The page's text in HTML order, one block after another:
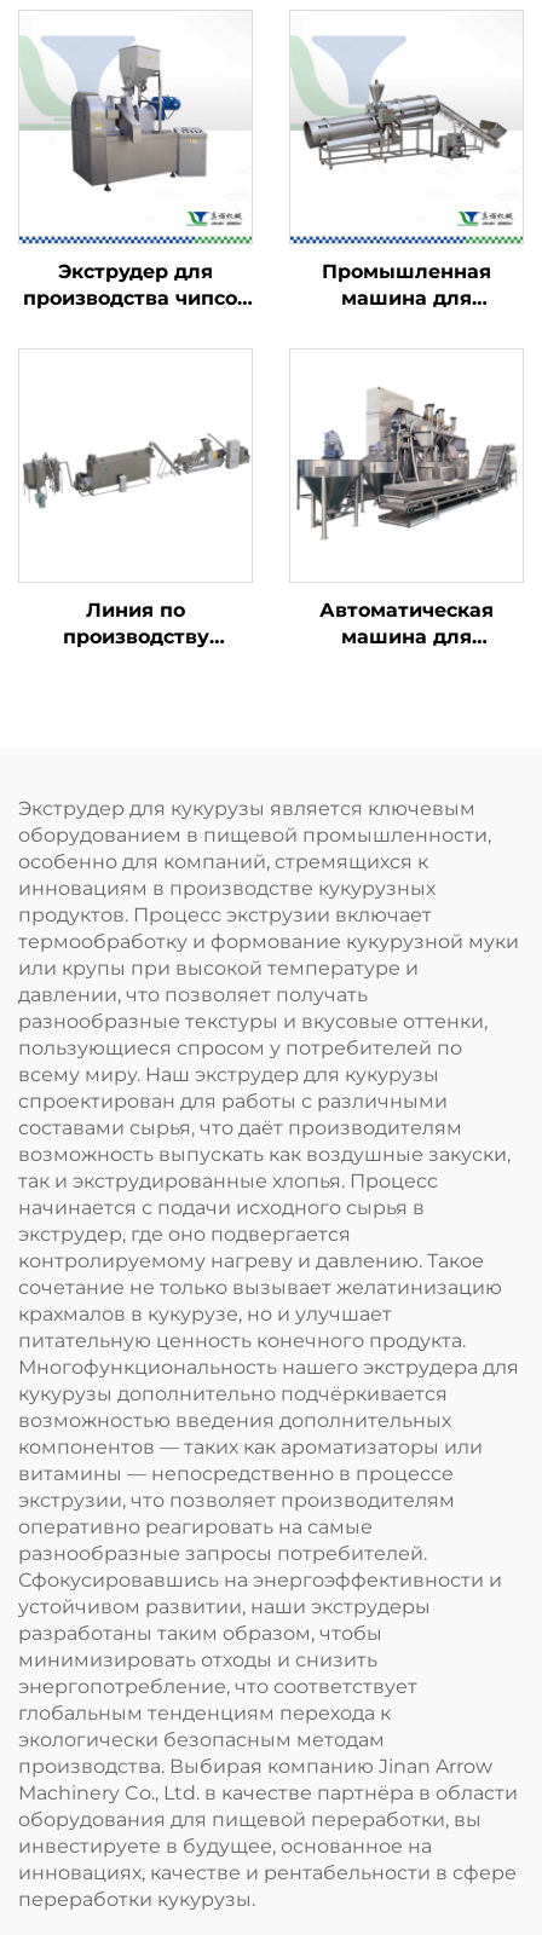
Экструдер для
производства чипсов
Промышленная
машина для
пищевых продуктов
Линия по
производству
Автоматическая
машина для
Экструдер для кукурузы является ключевым
оборудованием в пищевой промышленности,
особенно для компаний, стремящихся к
инновациям в производстве кукурузных
продуктов. Процесс экструзии включает
термообработку и формование кукурузной муки
или крупы при высокой температуре и
давлении, что позволяет получать
разнообразные текстуры и вкусовые оттенки,
пользующиеся спросом у потребителей по
всему миру. Наш экструдер для кукурузы
спроектирован для работы с различными
составами сырья, что даёт производителям
возможность выпускать как воздушные закуски,
так и экструдированные хлопья. Процесс
начинается с подачи исходного сырья в
экструдер, где оно подвергается
контролируемому нагреву и давлению. Такое
сочетание не только вызывает желатинизацию
крахмалов в кукурузе, но и улучшает
питательную ценность конечного продукта.
Многофункциональность нашего экструдера для
кукурузы дополнительно подчёркивается
возможностью введения дополнительных
компонентов — таких как ароматизаторы или
витамины — непосредственно в процессе
экструзии, что позволяет производителям
оперативно реагировать на самые
разнообразные запросы потребителей.
Сфокусировавшись на энергоэффективности и
устойчивом развитии, наши экструдеры
разработаны таким образом, чтобы
минимизировать отходы и снизить
энергопотребление, что соответствует
глобальным тенденциям перехода к
экологически безопасным методам
производства. Выбирая компанию Jinan Arrow
Machinery Co., Ltd. в качестве партнёра в области
оборудования для пищевой переработки, вы
инвестируете в будущее, основанное на
инновациях, качестве и рентабельности в сфере
переработки кукурузы.